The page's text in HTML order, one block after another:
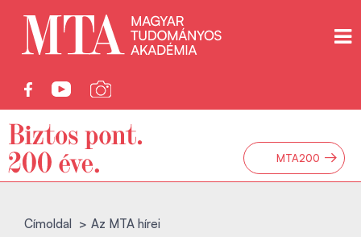
MTA200 →
Címoldal Az MTA hírei